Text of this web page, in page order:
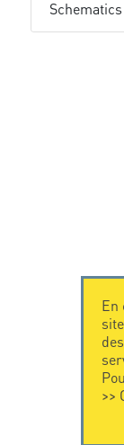
Schematics
En
>>